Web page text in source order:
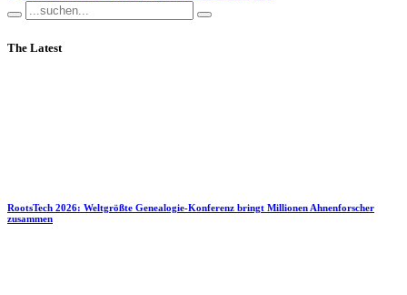
The Latest
RootsTech 2026: Weltgrößte Genealogie-Konferenz bringt Millionen Ahnenforscher
zusammen